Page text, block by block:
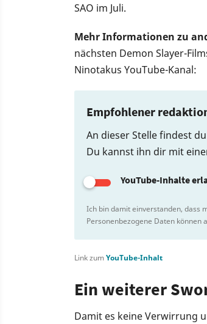
SAO im Juli.
Mehr Informationen zu
nächsten Demon Slayer-
Ninotakus YouTube-Kanal:
Empfohlener
An dieser Stelle findest
Du kannst ihn dir mit
YouTube-Inhalte
Ich bin damit einverstanden, dass
Personenbezogene Daten
Link zumYouTube-Inhalt
Ein weiterer
Damit es keine Verwirrung